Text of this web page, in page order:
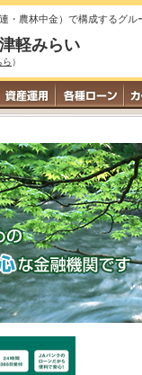
・農林中金）で構成するグル
軽みらい
ら）